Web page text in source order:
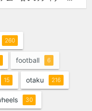
260
football 6
15 otaku 216
30